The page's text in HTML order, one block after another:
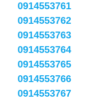
0914553761
0914553762
0914553763
0914553764
0914553765
0914553766
0914553767